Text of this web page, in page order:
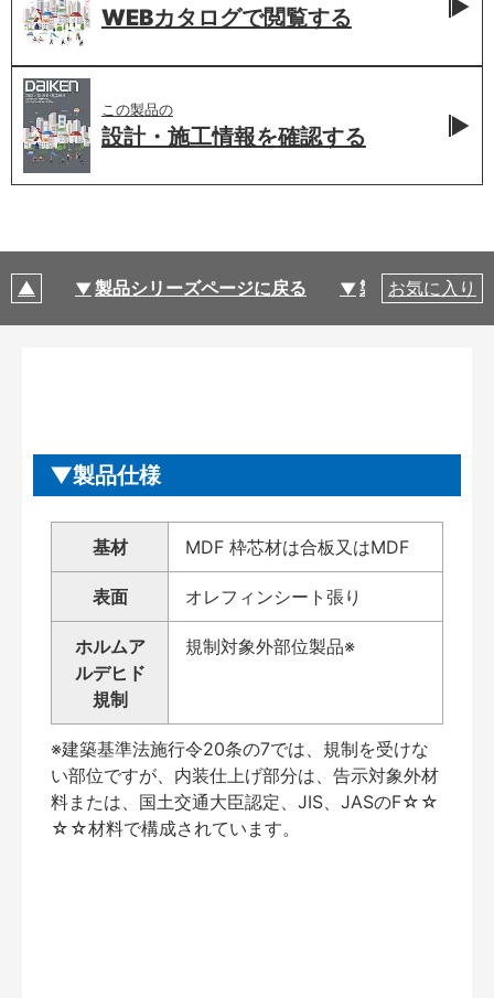
WEBカタログで閲覧する
この製品の
設計・施工情報を確認する
製品シリーズページに戻る 製品仕様
お気に入り
製品仕様
基材 MDF 枠芯材は合板又はMDF
表面 オレフィンシート張り
ホルムア
ルデヒド
規制
規制対象外部位製品※
※建築基準法施行令20条の7では、規制を受けな
い部位ですが、内装仕上げ部分は、告示対象外材
料または、国土交通大臣認定、JIS、JASのF☆☆
☆☆材料で構成されています。